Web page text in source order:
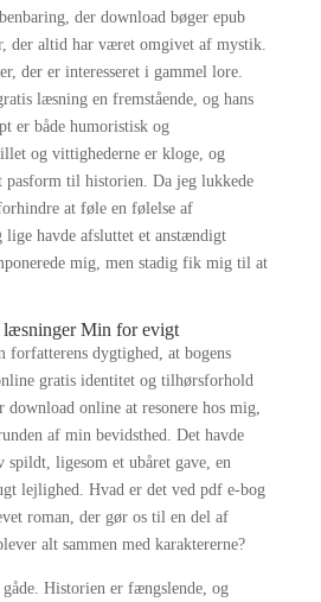
der download bøger epub
der altid har været omgivet af mystik.
der er interesseret i gammel lore.
læsning en fremstående, og hans
er både humoristisk og
og vittighederne er kloge, og
pasform til historien. Da jeg lukkede
at føle en følelse af
havde afsluttet et anstændigt
mig, men stadig fik mig til at
læsninger Min for evigt
forfatterens dygtighed, at bogens
gratis identitet og tilhørsforhold
online at resonere hos mig,
af min bevidsthed. Det havde
spildt, ligesom et ubåret gave, en
lejlighed. Hvad er det ved pdf e-bog
roman, der gør os til en del af
alt sammen med karaktererne?
Historien er fængslende, og